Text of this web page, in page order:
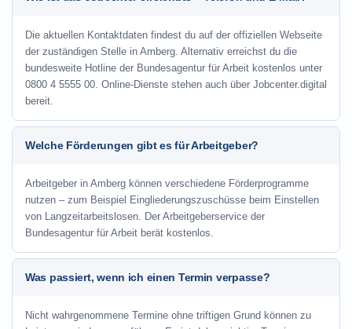
Die aktuellen Kontaktdaten findest du auf der offiziellen Webseite
der zuständigen Stelle in Amberg. Alternativ erreichst du die
bundesweite Hotline der Bundesagentur für Arbeit kostenlos unter
0800 4 5555 00. Online-Dienste stehen auch über Jobcenter.digital
bereit.
Welche Förderungen gibt es für Arbeitgeber?
Arbeitgeber in Amberg können verschiedene Förderprogramme
nutzen – zum Beispiel Eingliederungszuschüsse beim Einstellen
von Langzeitarbeitslosen. Der Arbeitgeberservice der
Bundesagentur für Arbeit berät kostenlos.
Was passiert, wenn ich einen Termin verpasse?
Nicht wahrgenommene Termine ohne triftigen Grund können zu